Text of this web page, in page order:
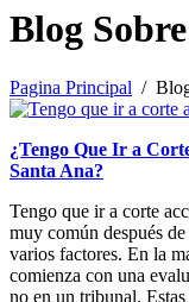
Blog
Pagina Principal /
¿Tengo Que Ir a
Santa Ana?
Tengo que ir a corte
muy común después
varios factores. En la
comienza con una
no en un tribunal.